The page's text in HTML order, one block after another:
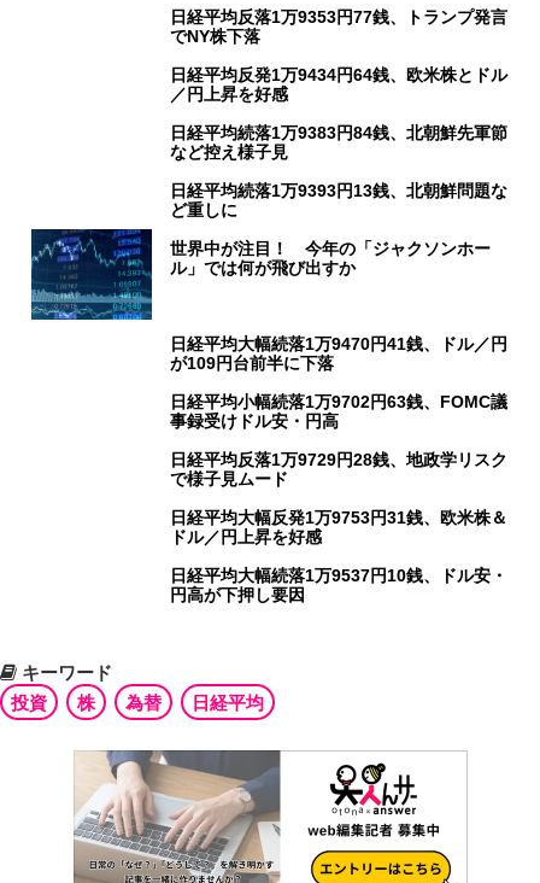
日経平均反落1万9353円77銭、トランプ発言
でNY株下落
日経平均反発1万9434円64銭、欧米株とドル
／円上昇を好感
日経平均続落1万9383円84銭、北朝鮮先軍節
など控え様子見
日経平均続落1万9393円13銭、北朝鮮問題な
ど重しに
世界中が注目！ 今年の「ジャクソンホー
ル」では何が飛び出すか
日経平均大幅続落1万9470円41銭、ドル／円
が109円台前半に下落
日経平均小幅続落1万9702円63銭、FOMC議
事録受けドル安・円高
日経平均反落1万9729円28銭、地政学リスク
で様子見ムード
日経平均大幅反発1万9753円31銭、欧米株＆
ドル／円上昇を好感
日経平均大幅続落1万9537円10銭、ドル安・
円高が下押し要因
キーワード
投資
株 為替 日経平均